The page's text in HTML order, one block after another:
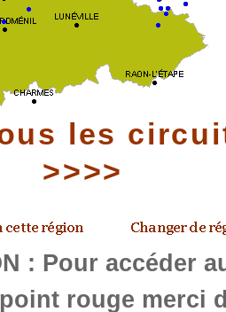
les
>>>>
: Pour accéder
rouge merci